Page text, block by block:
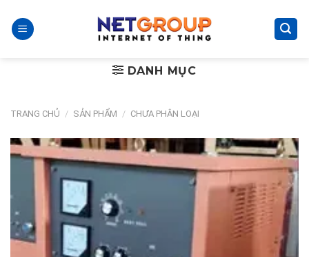
content
DANH MỤC
TRANG CHỦ / SẢN PHẨM / CHƯA PHÂN LOẠI